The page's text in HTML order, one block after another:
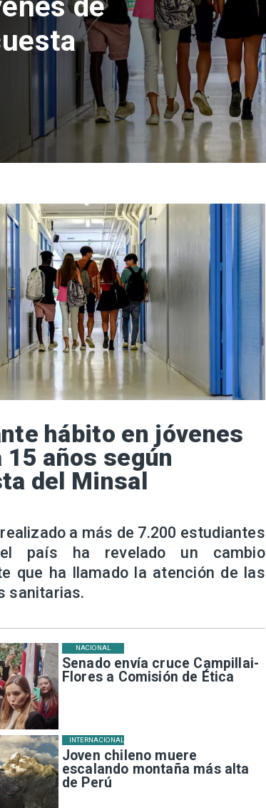
Senado envía cruce Campillai-
Flores a Comisión de Ética
NACIONAL
Joven chileno muere
escalando montaña más alta
de Perú
INTERNACIONAL
hábito en jóvenes
15 años según
del Minsal
a más de 7.200 estudiantes
país ha revelado un cambio
que ha llamado la atención de las
sanitarias.